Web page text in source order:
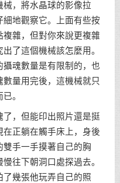
，將水晶球的影像拉
地觀察它。上面有些按
雜，但對你來說更複雜
了這個機械該怎麼用。
魂數量是有限制的，也
量用完後，這機械就只
。
，但能印出照片還是挺
正躺在觸手床上，身後
手一手摸著自己的胸
往下朝洞口處探過去。
幾張他玩弄自己的照